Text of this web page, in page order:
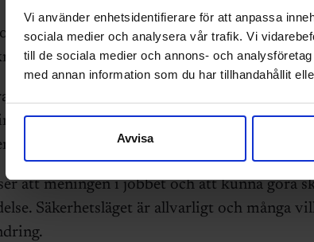
Vi använder enhetsidentifierare för att anpassa
sociala medier och analysera vår trafik. Vi
till de sociala medier och annons- och
med annan information som du har tillhandahållit
Avvisa
ligger alltid högt men det beror
sig mot studenter, oavsett om de
exempel på arbetsgivare som har klättrat på
jämfört med förra året är Ericsson,
att meningen i jobbet och att kunna göra
Säkerhetsläget är allvarligt och många